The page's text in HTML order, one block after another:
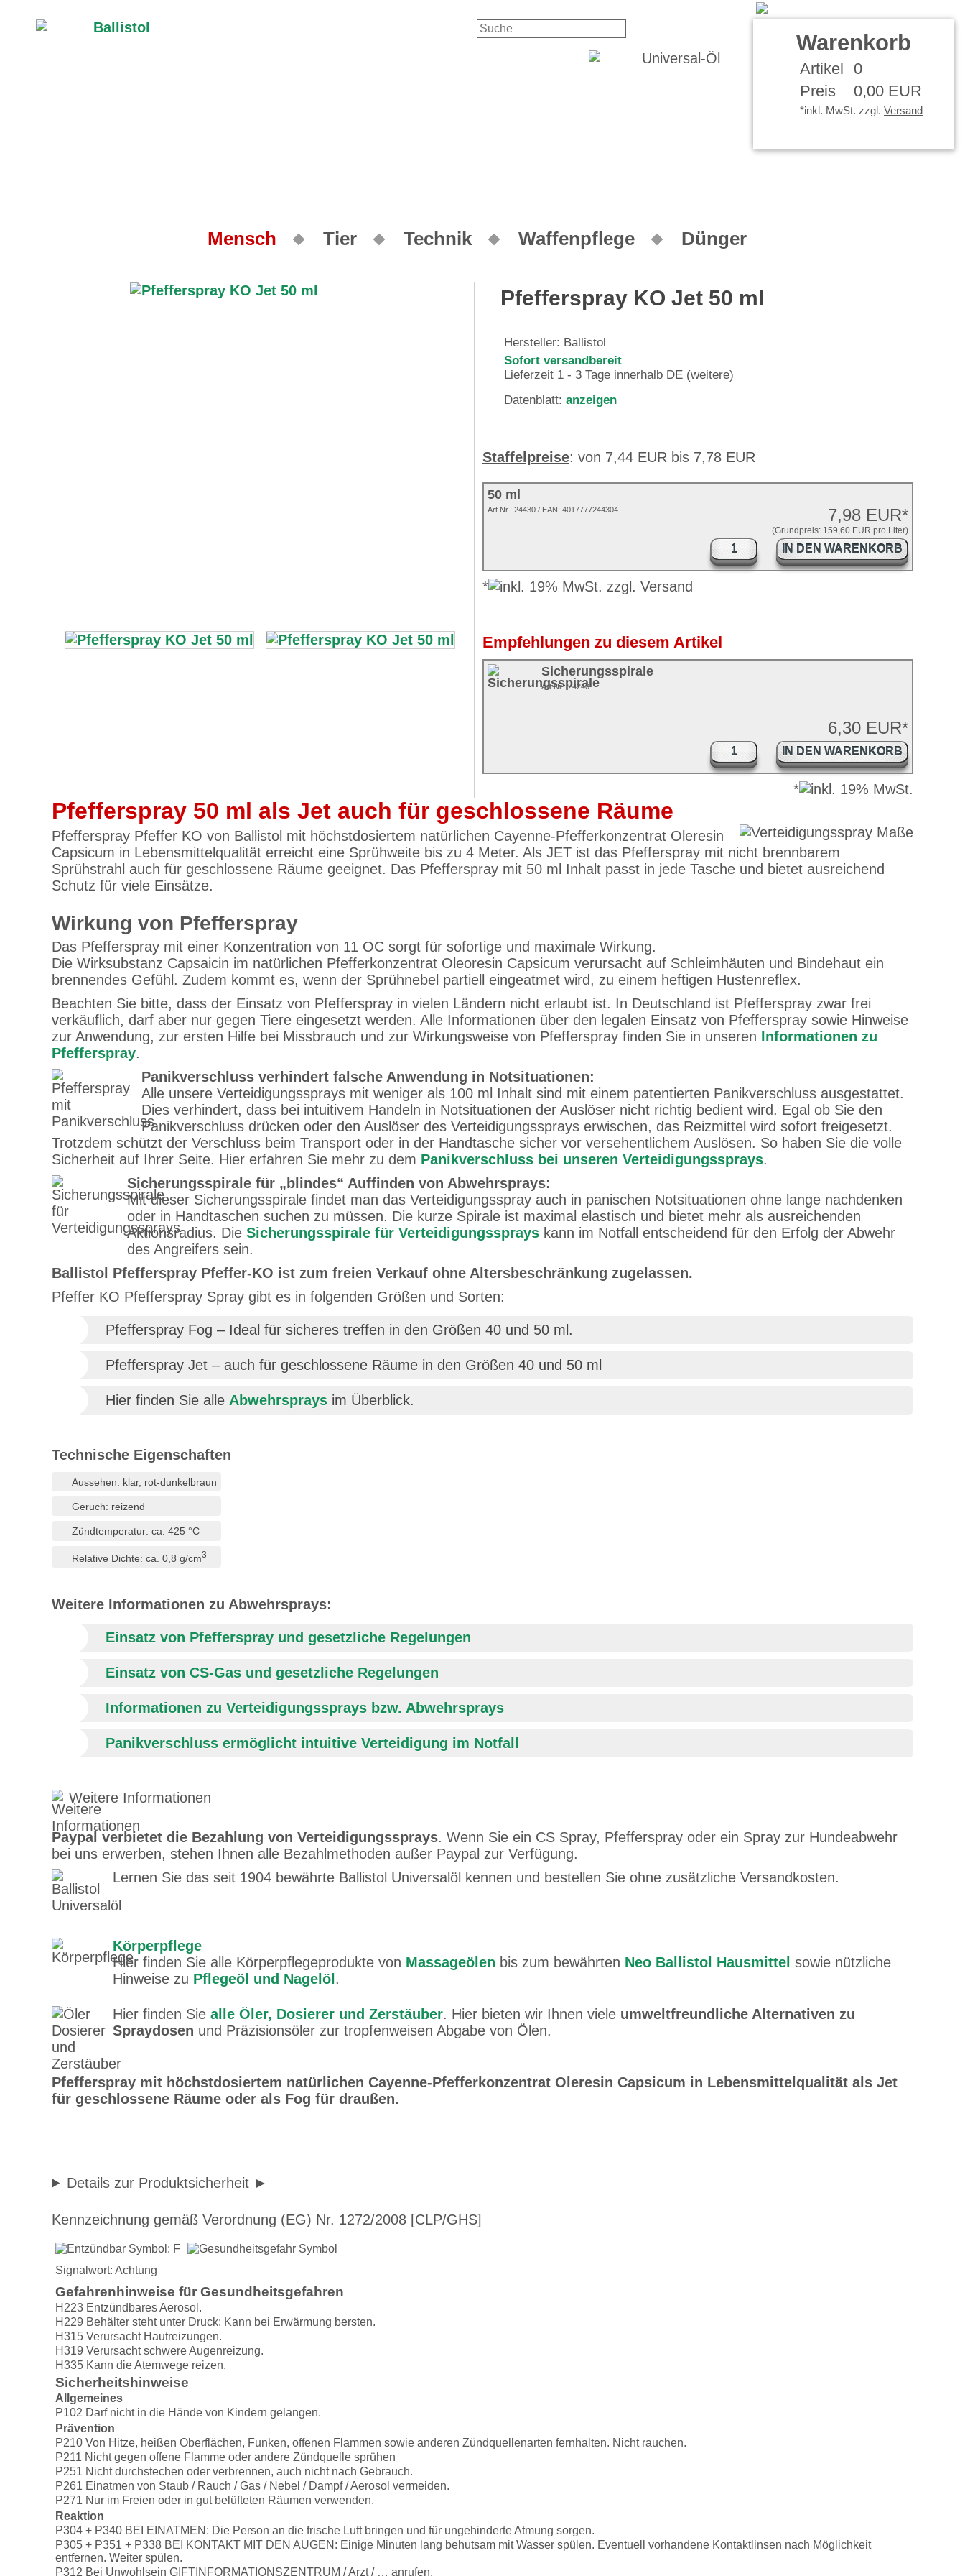
Warenkorb
Artikel
0
Preis
0,00 EUR
*inkl. MwSt. zzgl. Versand
Mensch Tier Technik Waffenpflege Dünger
Pfefferspray KO Jet 50 ml
Hersteller: Ballistol
Sofort versandbereit
Lieferzeit 1 - 3 Tage innerhalb DE (weitere)
Datenblatt: anzeigen
Staffelpreise: von 7,44 EUR bis 7,78 EUR
50 ml
7,98 EUR*
(Grundpreis: 159,60 EUR pro Liter)
Art.Nr.: 24430 / EAN: 4017777244304
IN DEN WARENKORB
*
Empfehlungen zu diesem Artikel
Sicherungsspirale
6,30 EUR*
Art.Nr.: 24240
IN DEN WARENKORB
*
Pfefferspray 50 ml als Jet auch für geschlossene Räume
Pfefferspray Pfeffer KO von Ballistol mit höchstdosiertem natürlichen Cayenne-Pfefferkonzentrat Oleresin
Capsicum in Lebensmittelqualität erreicht eine Sprühweite bis zu 4 Meter. Als JET ist das Pfefferspray mit nicht brennbarem
Sprühstrahl auch für geschlossene Räume geeignet. Das Pfefferspray mit 50 ml Inhalt passt in jede Tasche und bietet ausreichend
Schutz für viele Einsätze.
Wirkung von Pfefferspray
Das Pfefferspray mit einer Konzentration von 11 OC sorgt für sofortige und maximale Wirkung.
Die Wirksubstanz Capsaicin im natürlichen Pfefferkonzentrat Oleoresin Capsicum verursacht auf Schleimhäuten und Bindehaut ein
brennendes Gefühl. Zudem kommt es, wenn der Sprühnebel partiell eingeatmet wird, zu einem heftigen Hustenreflex.
Beachten Sie bitte, dass der Einsatz von Pfefferspray in vielen Ländern nicht erlaubt ist. In Deutschland ist Pfefferspray zwar frei
verkäuflich, darf aber nur gegen Tiere eingesetzt werden. Alle Informationen über den legalen Einsatz von Pfefferspray sowie Hinweise
zur Anwendung, zur ersten Hilfe bei Missbrauch und zur Wirkungsweise von Pfefferspray finden Sie in unseren Informationen zu
Pfefferspray.
Panikverschluss verhindert falsche Anwendung in Notsituationen:
Alle unsere Verteidigungssprays mit weniger als 100 ml Inhalt sind mit einem patentierten Panikverschluss ausgestattet.
Dies verhindert, dass bei intuitivem Handeln in Notsituationen der Auslöser nicht richtig bedient wird. Egal ob Sie den
Panikverschluss drücken oder den Auslöser des Verteidigungssprays erwischen, das Reizmittel wird sofort freigesetzt.
Trotzdem schützt der Verschluss beim Transport oder in der Handtasche sicher vor versehentlichem Auslösen. So haben Sie die volle
Sicherheit auf Ihrer Seite. Hier erfahren Sie mehr zu dem Panikverschluss bei unseren Verteidigungssprays.
Sicherungsspirale für „blindes“ Auffinden von Abwehrsprays:
Mit dieser Sicherungsspirale findet man das Verteidigungsspray auch in panischen Notsituationen ohne lange nachdenken
oder in Handtaschen suchen zu müssen. Die kurze Spirale ist maximal elastisch und bietet mehr als ausreichenden
Aktionsradius. Die Sicherungsspirale für Verteidigungssprays kann im Notfall entscheidend für den Erfolg der Abwehr
des Angreifers sein.
Ballistol Pfefferspray Pfeffer-KO ist zum freien Verkauf ohne Altersbeschränkung zugelassen.
Pfeffer KO Pfefferspray Spray gibt es in folgenden Größen und Sorten:
Pfefferspray Fog – Ideal für sicheres treffen in den Größen 40 und 50 ml.
Pfefferspray Jet – auch für geschlossene Räume in den Größen 40 und 50 ml
Hier finden Sie alle Abwehrsprays im Überblick.
Technische Eigenschaften
Aussehen: klar, rot-dunkelbraun
Geruch: reizend
Zündtemperatur: ca. 425 °C
Relative Dichte: ca. 0,8 g/cm3
Weitere Informationen zu Abwehrsprays:
Einsatz von Pfefferspray und gesetzliche Regelungen
Einsatz von CS-Gas und gesetzliche Regelungen
Informationen zu Verteidigungssprays bzw. Abwehrsprays
Panikverschluss ermöglicht intuitive Verteidigung im Notfall
Weitere Informationen
Paypal verbietet die Bezahlung von Verteidigungssprays. Wenn Sie ein CS Spray, Pfefferspray oder ein Spray zur Hundeabwehr
bei uns erwerben, stehen Ihnen alle Bezahlmethoden außer Paypal zur Verfügung.
Lernen Sie das seit 1904 bewährte Ballistol Universalöl kennen und bestellen Sie ohne zusätzliche Versandkosten.
Körperpflege
Hier finden Sie alle Körperpflegeprodukte von Massageölen bis zum bewährten Neo Ballistol Hausmittel sowie nützliche
Hinweise zu Pflegeöl und Nagelöl .
Hier finden Sie alle Öler, Dosierer und Zerstäuber. Hier bieten wir Ihnen viele umweltfreundliche Alternativen zu
Spraydosen und Präzisionsöler zur tropfenweisen Abgabe von Ölen.
Pfefferspray mit höchstdosiertem natürlichen Cayenne-Pfefferkonzentrat Oleresin Capsicum in Lebensmittelqualität als Jet
für geschlossene Räume oder als Fog für draußen.
Details zur Produktsicherheit
Kennzeichnung gemäß Verordnung (EG) Nr. 1272/2008 [CLP/GHS]
Signalwort: Achtung
Gefahrenhinweise für Gesundheitsgefahren
H223 Entzündbares Aerosol.
H229 Behälter steht unter Druck: Kann bei Erwärmung bersten.
H315 Verursacht Hautreizungen.
H319 Verursacht schwere Augenreizung.
H335 Kann die Atemwege reizen.
Sicherheitshinweise
Allgemeines
P102 Darf nicht in die Hände von Kindern gelangen.
Prävention
P210 Von Hitze, heißen Oberflächen, Funken, offenen Flammen sowie anderen Zündquellenarten fernhalten. Nicht rauchen.
P211 Nicht gegen offene Flamme oder andere Zündquelle sprühen
P251 Nicht durchstechen oder verbrennen, auch nicht nach Gebrauch.
P261 Einatmen von Staub / Rauch / Gas / Nebel / Dampf / Aerosol vermeiden.
P271 Nur im Freien oder in gut belüfteten Räumen verwenden.
Reaktion
P304 + P340 BEI EINATMEN: Die Person an die frische Luft bringen und für ungehinderte Atmung sorgen.
P305 + P351 + P338 BEI KONTAKT MIT DEN AUGEN: Einige Minuten lang behutsam mit Wasser spülen. Eventuell vorhandene Kontaktlinsen nach Möglichkeit
entfernen. Weiter spülen.
P312 Bei Unwohlsein GIFTINFORMATIONSZENTRUM / Arzt / … anrufen.